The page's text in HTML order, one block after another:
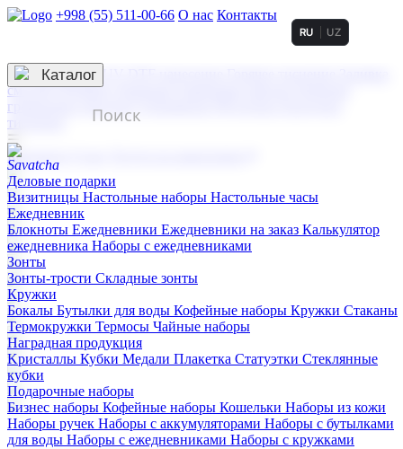
+998 (55) 511-00-66 О нас Контакты
3D гравировка
смолой (Doming)
гравировка твердая
тиснение
RU UZ
☰
Контакты
Каталог
Деловые подарки
Визитницы Настольные наборы Настольные часы
Ежедневник
Блокноты Ежедневники Ежедневники на заказ Калькулятор
ежедневника Наборы с ежедневниками
Зонты
Зонты-трости Складные зонты
Кружки
Бокалы Бутылки для воды Кофейные наборы Кружки Стаканы
Термокружки Термосы Чайные наборы
Наградная продукция
Kристаллы Кубки Медали Плакетка Статуэтки Стеклянные
кубки
Подарочные наборы
Бизнес наборы Кофейные наборы Кошельки Наборы из кожи
Наборы ручек Наборы с аккумуляторами Наборы с бутылками
для воды Наборы с ежедневниками Наборы с кружками